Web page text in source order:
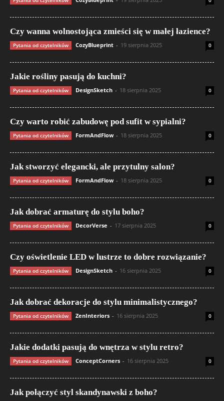
Czy wanna wolnostojąca zmieści się w małej łazience?
Pytania od czytelników CozyBlueprint - 19 sierpnia 2025 0
Jakie rośliny pasują do kuchni?
Pytania od czytelników DesignSketch - 18 sierpnia 2025 0
Czy warto robić zabudowę pod sufit w sypialni?
Pytania od czytelników FormAndFlow - 18 sierpnia 2025 0
Jak stworzyć elegancki, ale przytulny salon?
Pytania od czytelników FormAndFlow - 18 sierpnia 2025 0
Jak dobrać armaturę do stylu boho?
Pytania od czytelników DecorVerse - 17 sierpnia 2025 0
Czy oświetlenie LED w lustrze to dobre rozwiązanie?
Pytania od czytelników DesignSketch - 16 sierpnia 2025 0
Jak dobrać dekoracje do stylu minimalistycznego?
Pytania od czytelników ZenInteriors - 16 sierpnia 2025 0
Jakie dodatki pasują do wnętrza w stylu retro?
Pytania od czytelników ConceptCorners - 16 sierpnia 2025 0
Jak połączyć styl skandynawski z boho?